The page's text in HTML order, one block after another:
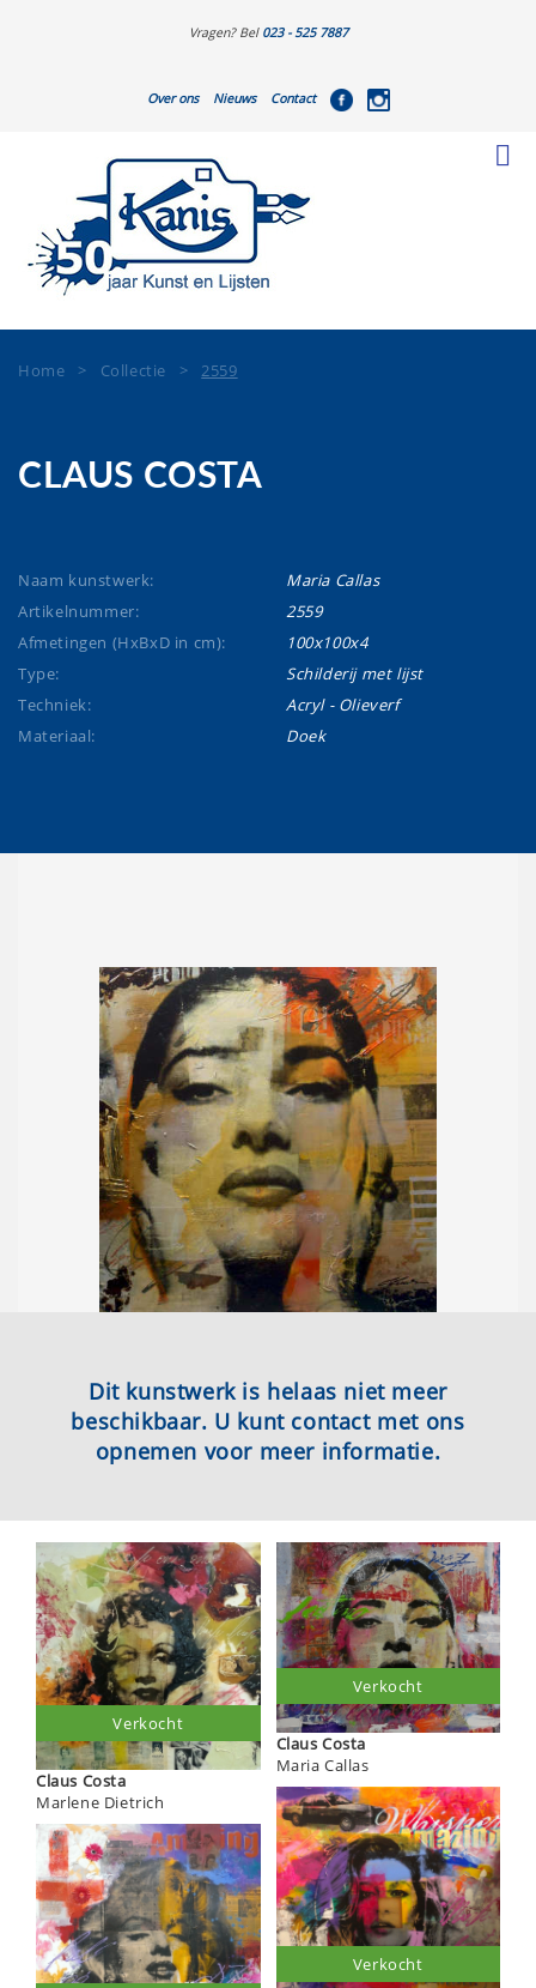
Vragen? Bel 023 - 525 7887
Over ons Nieuws Contact
Home > Collectie >2559
CLAUS COSTA
Naam kunstwerk:
Maria Callas
Artikelnummer:
2559
Afmetingen (HxBxD in cm):
100x100x4
Type:
Schilderij met lijst
Techniek:
Acryl - Olieverf
Materiaal:
Doek
Dit kunstwerk is helaas niet meer
beschikbaar. U kunt contact met ons
opnemen voor meer informatie.
Claus Costa
Marlene Dietrich
Verkocht
Claus Costa
Maria Callas
Verkocht
Verkocht